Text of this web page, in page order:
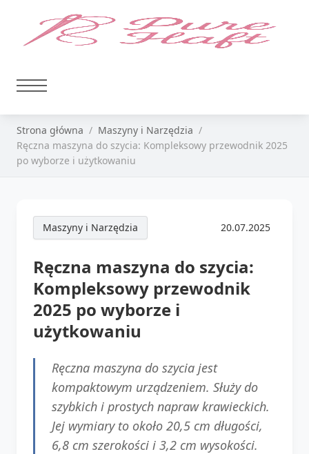
Strona główna
Maszyny i Narzędzia
Ręczna maszyna do szycia: Kompleksowy przewodnik 2025
po wyborze i użytkowaniu
Maszyny i Narzędzia 20.07.2025
Ręczna maszyna do szycia:
Kompleksowy przewodnik
2025 po wyborze i
użytkowaniu
Ręczna maszyna do szycia jest
kompaktowym urządzeniem. Służy do
szybkich i prostych napraw krawieckich.
Jej wymiary to około 20,5 cm długości,
6,8 cm szerokości i 3,2 cm wysokości.